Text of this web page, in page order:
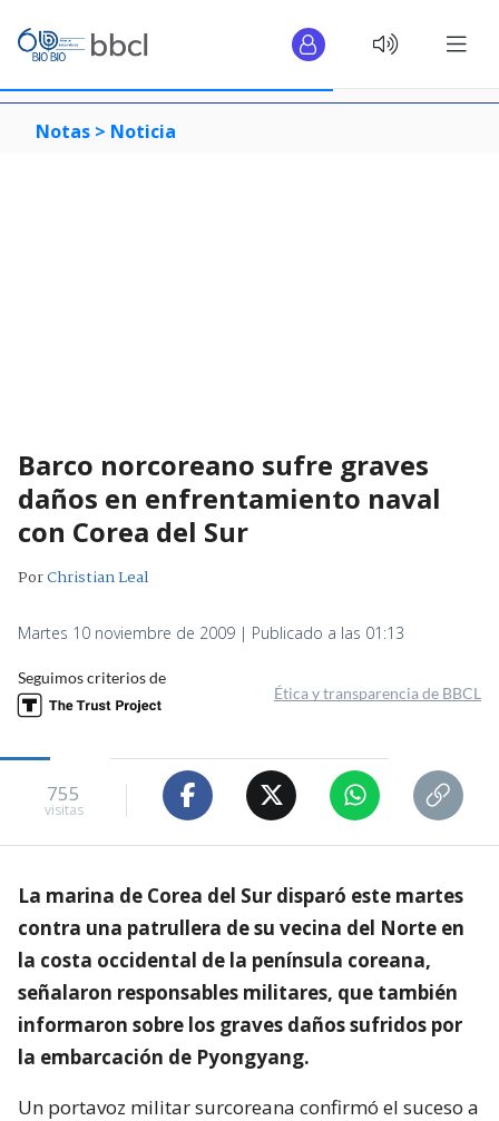
Notas > Noticia
Barco norcoreano sufre graves
daños en enfrentamiento naval
con Corea del Sur
PorChristian Leal
Martes 10 noviembre de 2009 | Publicado a las 01:13
Seguimos criterios de
Ética y transparencia de BBCL
755
visitas
La marina de Corea del Sur disparó este martes
contra una patrullera de su vecina del Norte en
la costa occidental de la península coreana,
señalaron responsables militares, que también
informaron sobre los graves daños sufridos por
la embarcación de Pyongyang.
Un portavoz militar surcoreana confirmó el suceso a